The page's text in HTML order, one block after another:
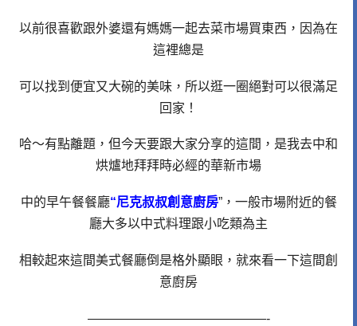
以前很喜歡跟外婆還有媽媽一起去菜市場買東西，因為在
這裡總是
可以找到便宜又大碗的美味，所以逛一圈絕對可以很滿足
回家！
哈～有點離題，但今天要跟大家分享的這間，是我去中和
烘爐地拜拜時必經的華新市場
中的早午餐餐廳“尼克叔叔創意廚房”，一般市場附近的餐
廳大多以中式料理跟小吃類為主
相較起來這間美式餐廳倒是格外顯眼，就來看一下這間創
意廚房
——————————————-